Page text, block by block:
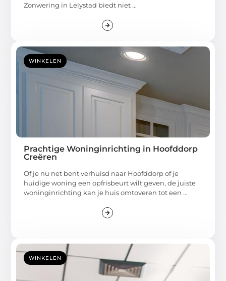
Zonwering in Lelystad biedt niet ...
WINKELEN
Prachtige Woninginrichting in Hoofddorp
Creëren
Of je nu net bent verhuisd naar Hoofddorp of je
huidige woning een opfrisbeurt wilt geven, de juiste
woninginrichting kan je huis omtoveren tot een ...
WINKELEN